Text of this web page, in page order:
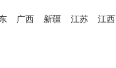
广西 新疆 江苏 江西